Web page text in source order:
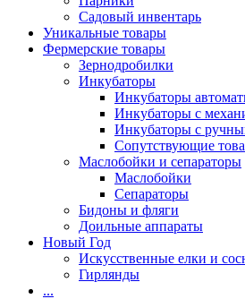
Садовый инвентарь
Уникальные товары
Фермерские товары
Зернодробилки
Инкубаторы
Инкубаторы
Инкубаторы с
Инкубаторы с
Сопутствующие
Маслобойки и сепараторы
Маслобойки
Сепараторы
Бидоны и фляги
Доильные аппараты
Новый Год
Искусственные елки и
Гирлянды
...